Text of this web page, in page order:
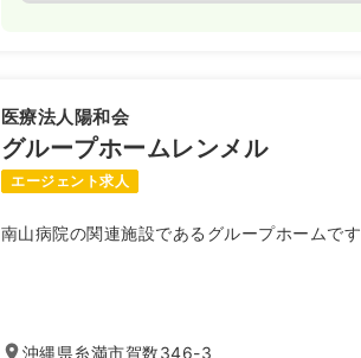
医療法人陽和会
グループホームレンメル
エージェント求人
南山病院の関連施設であるグループホームです
沖縄県糸満市賀数346-3